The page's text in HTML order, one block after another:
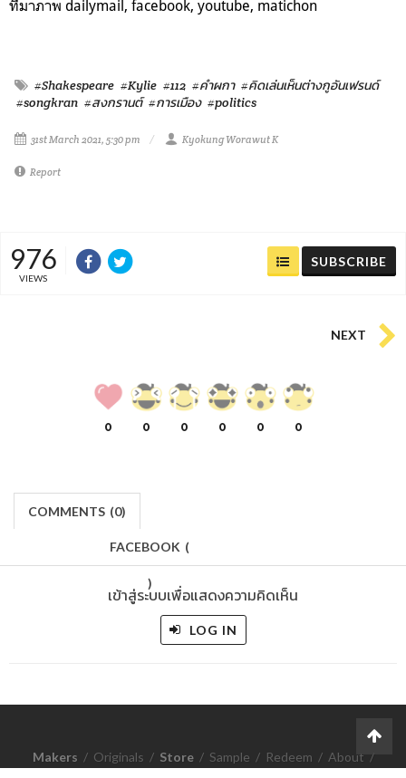
ที่มาภาพ dailymail, facebook, youtube, matichon
#Shakespeare #Kylie #112 #คำผกา #คิดเล่นเห็นต่างกูอันเฟรนด์
#songkran #สงกรานต์ #การเมือง #politics
31st March 2021, 5:30 pm Kyokung Worawut K
Report
976
VIEWS
SUBSCRIBE
NEXT
0 0 0 0 0 0
COMMENTS (0)
FACEBOOK (
)
เข้าสู่ระบบเพื่อแสดงความคิดเห็น
LOG IN
Makers / Originals / Store / Sample / Redeem / About /